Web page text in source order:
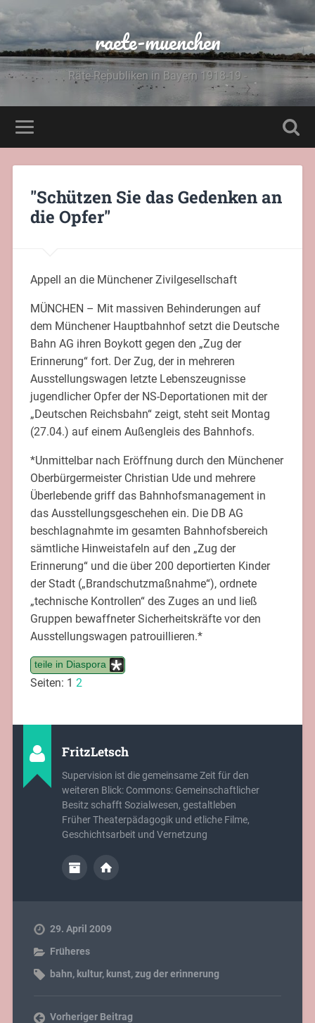
raete-muenchen
Räte-Republiken in Bayern 1918-19 -
"Schützen Sie das Gedenken an
die Opfer"
Appell an die Münchener Zivilgesellschaft
MÜNCHEN – Mit massiven Behinderungen auf
dem Münchener Hauptbahnhof setzt die Deutsche
Bahn AG ihren Boykott gegen den „Zug der
Erinnerung“ fort. Der Zug, der in mehreren
Ausstellungswagen letzte Lebenszeugnisse
jugendlicher Opfer der NS-Deportationen mit der
„Deutschen Reichsbahn“ zeigt, steht seit Montag
(27.04.) auf einem Außengleis des Bahnhofs.
*Unmittelbar nach Eröffnung durch den Münchener
Oberbürgermeister Christian Ude und mehrere
Überlebende griff das Bahnhofsmanagement in
das Ausstellungsgeschehen ein. Die DB AG
beschlagnahmte im gesamten Bahnhofsbereich
sämtliche Hinweistafeln auf den „Zug der
Erinnerung“ und die über 200 deportierten Kinder
der Stadt („Brandschutzmaßnahme“), ordnete
„technische Kontrollen“ des Zuges an und ließ
Gruppen bewaffneter Sicherheitskräfte vor den
Ausstellungswagen patrouillieren.*
teile in Diaspora
Seiten: 1 2
FritzLetsch
Supervision ist die gemeinsame Zeit für den
weiteren Blick: Commons: Gemeinschaftlicher
Besitz schafft Sozialwesen, gestaltleben
Früher Theaterpädagogik und etliche Filme,
Geschichtsarbeit und Vernetzung
29. April 2009
Früheres
bahn, kultur, kunst,zug der erinnerung
Vorheriger Beitrag